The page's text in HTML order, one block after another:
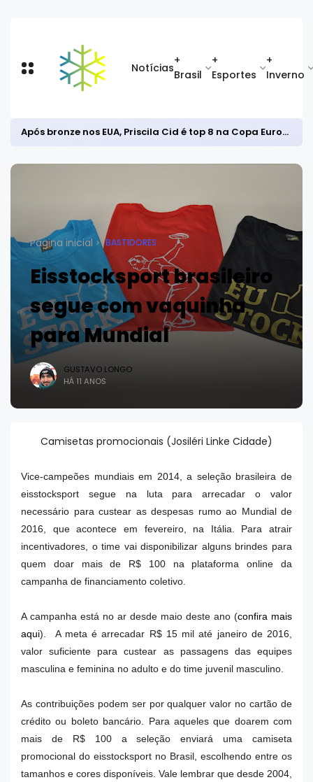
Notícias
+
Brasil
+
Esportes
+
Inverno
Após bronze nos EUA, Priscila Cid é top 8 na Copa Europeia de snowboard halfpipe
Página inicial BASTIDORES
Eisstocksport brasileiro
segue com vaquinha
para Mundial
GUSTAVO LONGO
HÁ 11 ANOS
Camisetas promocionais (Josiléri Linke Cidade)
Vice-campeões mundiais em 2014, a seleção brasileira de
eisstocksport segue na luta para arrecadar o valor
necessário para custear as despesas rumo ao Mundial de
2016, que acontece em fevereiro, na Itália. Para atrair
incentivadores, o time vai disponibilizar alguns brindes para
quem doar mais de R$ 100 na plataforma online da
campanha de financiamento coletivo.
A campanha está no ar desde maio deste ano (confira mais
aqui). A meta é arrecadar R$ 15 mil até janeiro de 2016,
valor suficiente para custear as passagens das equipes
masculina e feminina no adulto e do time juvenil masculino.
As contribuições podem ser por qualquer valor no cartão de
crédito ou boleto bancário. Para aqueles que doarem com
mais de R$ 100 a seleção enviará uma camiseta
promocional do eisstocksport no Brasil, escolhendo entre os
tamanhos e cores disponíveis. Vale lembrar que desde 2004,